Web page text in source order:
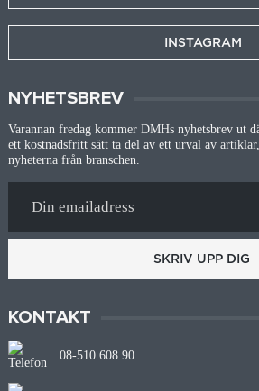
INSTAGRAM
NYHETSBREV
Varannan fredag kommer DMHs nyhetsbrev ut
ett kostnadsfritt sätt ta del av ett urval av
nyheterna från branschen.
SKRIV UPP DIG
KONTAKT
08-510 608 90